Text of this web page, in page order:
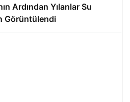
Ardından Yılanlar Su
Görüntülendi